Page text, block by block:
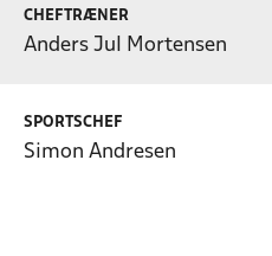
CHEFTRÆNER
Anders Jul Mortensen
SPORTSCHEF
Simon Andresen